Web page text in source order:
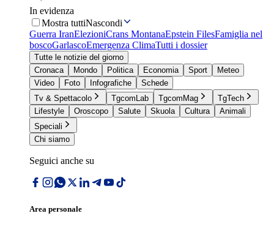
In evidenza
Mostra tuttiNascondi
Guerra IranElezioniCrans MontanaEpstein FilesFamiglia nel
boscoGarlascoEmergenza ClimaTutti i dossier
Tutte le notizie del giorno
Cronaca
Mondo Politica Economia Sport
Meteo
Video
Foto Infografiche
Schede
Tv & Spettacolo
TgcomLab TgcomMag
TgTech
Lifestyle
Oroscopo Salute Skuola Cultura
Animali
Speciali
Chi siamo
Seguici anche su
Area personale